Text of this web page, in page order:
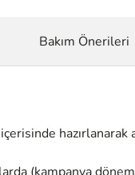
hazırlanarak
Bakım Önerileri